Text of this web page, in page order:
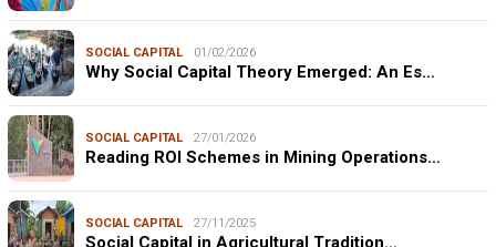
SOCIAL CAPITAL 01/02/2026
Why Social Capital Theory Emerged: An Es…
SOCIAL CAPITAL 27/01/2026
Reading ROI Schemes in Mining Operations…
SOCIAL CAPITAL 27/11/2025
Social Capital in Agricultural Tradition…